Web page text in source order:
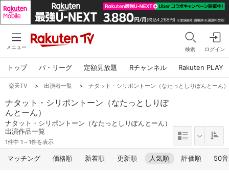
メニュー 検索 ログイン
トップ パ・リーグ 定額見放題 Rチャンネル Rakuten PLAY
楽天TV > 出演者一覧 > ナタット・シリポントーン（なたっとしりぽんとーん）
ナタット・シリポントーン（なたっとしりぽ
んとーん）
ナタット・シリポントーン（なたっとしりぽんとーん）
出演作品一覧
1件中 1～1件を表示
マッチング 価格順 新着順 更新順 人気順 評価順 50